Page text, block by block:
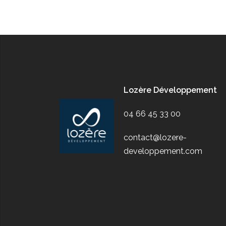
Lozère Développement
04 66 45 33 00
contact@lozere-
developpement.com